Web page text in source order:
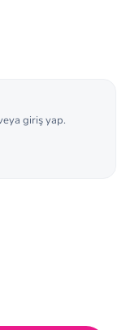
giriş yap.